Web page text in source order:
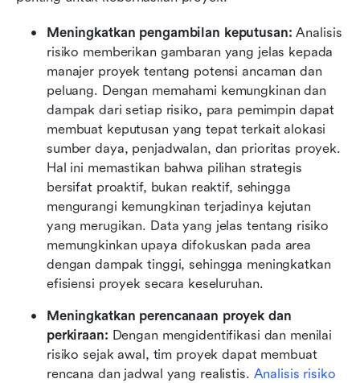
Meningkatkan pengambilan keputusan: Analisis
risiko memberikan gambaran yang jelas kepada
manajer proyek tentang potensi ancaman dan
peluang. Dengan memahami kemungkinan dan
dampak dari setiap risiko, para pemimpin dapat
membuat keputusan yang tepat terkait alokasi
sumber daya, penjadwalan, dan prioritas proyek.
Hal ini memastikan bahwa pilihan strategis
bersifat proaktif, bukan reaktif, sehingga
mengurangi kemungkinan terjadinya kejutan
yang merugikan. Data yang jelas tentang risiko
memungkinkan upaya difokuskan pada area
dengan dampak tinggi, sehingga meningkatkan
efisiensi proyek secara keseluruhan.
Meningkatkan perencanaan proyek dan
perkiraan: Dengan mengidentifikasi dan menilai
risiko sejak awal, tim proyek dapat membuat
rencana dan jadwal yang realistis. Analisis risiko